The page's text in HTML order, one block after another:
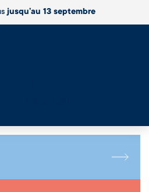
jusqu’au 13 septembre